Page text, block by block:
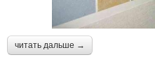
читать дальше →